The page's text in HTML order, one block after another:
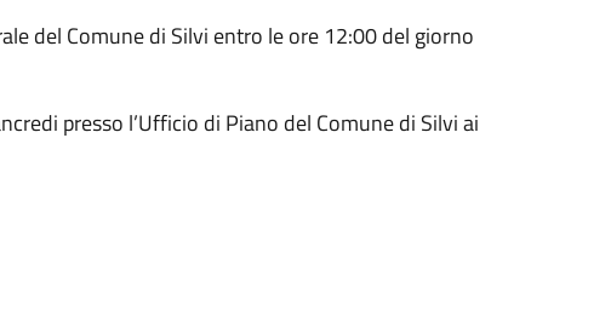
del Comune di Silvi entro le ore 12:00 del giorno
presso l’Ufficio di Piano del Comune di Silvi ai